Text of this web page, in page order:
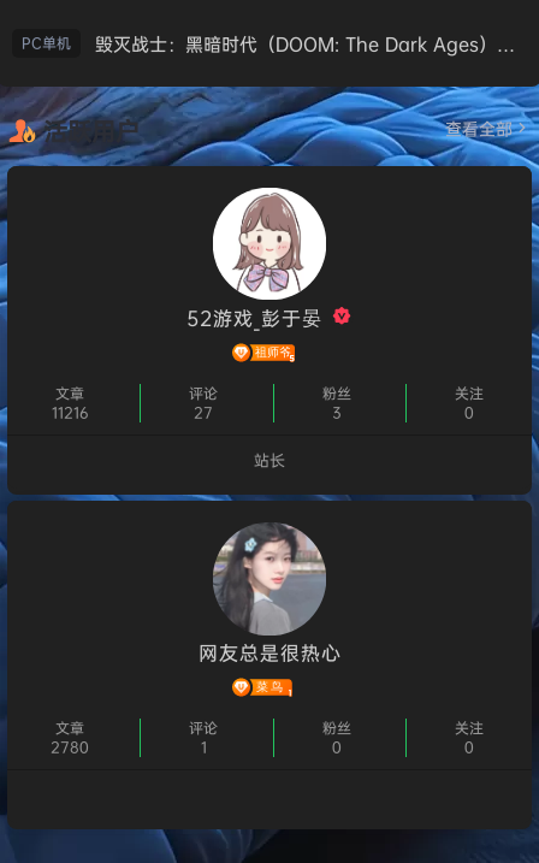
PC单机 毁灭战士：黑暗时代（DOOM: The Dark Ages）免安装中文版
活跃用户 查看全部
52游戏_彭于晏
文章
11216
评论
27
粉丝
3
关注
0
站长
个人主页
网友总是很热心
文章
2780
评论
1
粉丝
0
关注
0